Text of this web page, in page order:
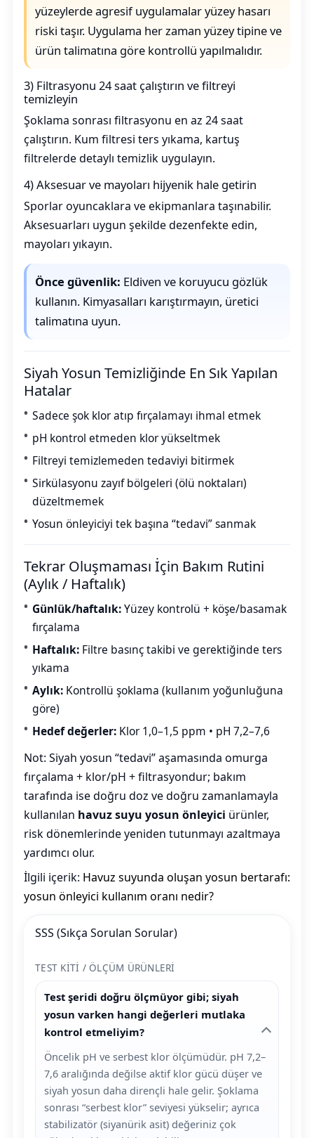
yüzeylerde agresif uygulamalar yüzey hasarı
riski taşır. Uygulama her zaman yüzey tipine ve
ürün talimatına göre kontrollü yapılmalıdır.
3) Filtrasyonu 24 saat çalıştırın ve filtreyi
temizleyin
Şoklama sonrası filtrasyonu en az 24 saat
çalıştırın. Kum filtresi ters yıkama, kartuş
filtrelerde detaylı temizlik uygulayın.
4) Aksesuar ve mayoları hijyenik hale getirin
Sporlar oyuncaklara ve ekipmanlara taşınabilir.
Aksesuarları uygun şekilde dezenfekte edin,
mayoları yıkayın.
Önce güvenlik: Eldiven ve koruyucu gözlük
kullanın. Kimyasalları karıştırmayın, üretici
talimatına uyun.
Siyah Yosun Temizliğinde En Sık Yapılan
Hatalar
Sadece şok klor atıp fırçalamayı ihmal etmek
pH kontrol etmeden klor yükseltmek
Filtreyi temizlemeden tedaviyi bitirmek
Sirkülasyonu zayıf bölgeleri (ölü noktaları)
düzeltmemek
Yosun önleyiciyi tek başına “tedavi” sanmak
Tekrar Oluşmaması İçin Bakım Rutini
(Aylık / Haftalık)
Günlük/haftalık:Yüzey kontrolü + köşe/basamak
fırçalama
Haftalık:Filtre basınç takibi ve gerektiğinde ters
yıkama
Aylık:Kontrollü şoklama (kullanım yoğunluğuna
göre)
Hedef değerler:Klor 1,0–1,5 ppm • pH 7,2–7,6
Not: Siyah yosun “tedavi” aşamasında omurga
fırçalama + klor/pH + filtrasyondur; bakım
tarafında ise doğru doz ve doğru zamanlamayla
kullanılan havuz suyu yosun önleyici ürünler,
risk dönemlerinde yeniden tutunmayı azaltmaya
yardımcı olur.
İlgili içerik: Havuz suyunda oluşan yosun bertarafı:
yosun önleyici kullanım oranı nedir?
SSS (Sıkça Sorulan Sorular)
TEST KITI / ÖLÇÜM ÜRÜNLERI
Test şeridi doğru ölçmüyor gibi; siyah
yosun varken hangi değerleri mutlaka
kontrol etmeliyim?
Öncelik pH ve serbest klor ölçümüdür. pH 7,2–
7,6 aralığında değilse aktif klor gücü düşer ve
siyah yosun daha dirençli hale gelir. Şoklama
sonrası “serbest klor” seviyesi yükselir; ayrıca
stabilizatör (siyanürik asit) değeriniz çok